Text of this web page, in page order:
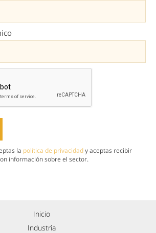
la política de privacidady aceptas recibir
información sobre el sector.
Inicio
Industria